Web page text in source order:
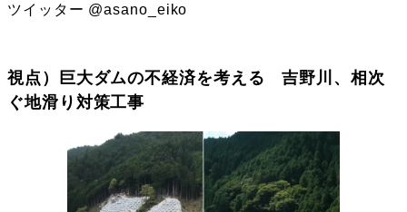
ツイッター @asano_eiko
視点）巨大ダムの不経済を考える 吉野川、相次
ぐ地滑り対策工事